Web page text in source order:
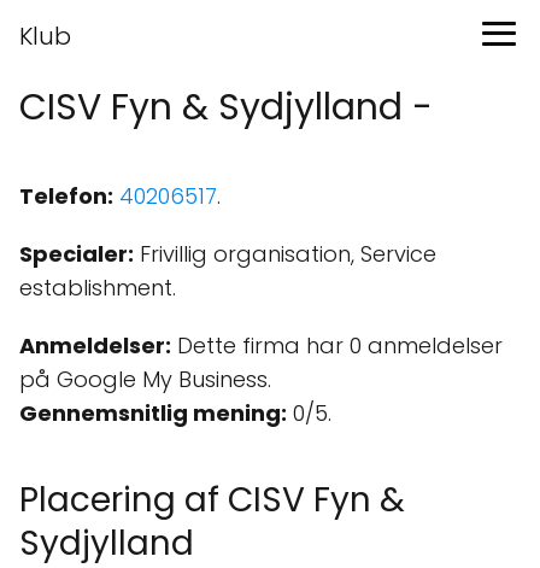
Klub
CISV Fyn & Sydjylland -
Telefon: 40206517.
Specialer: Frivillig organisation, Service
establishment.
Anmeldelser: Dette firma har 0 anmeldelser
på Google My Business.
Gennemsnitlig mening: 0/5.
Placering af CISV Fyn &
Sydjylland